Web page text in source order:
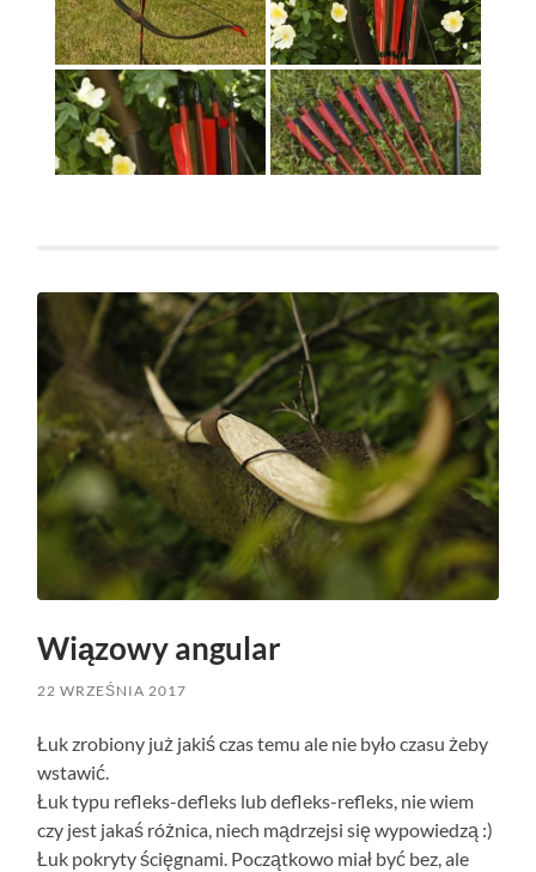
Wiązowy angular
22 WRZEŚNIA 2017
Łuk zrobiony już jakiś czas temu ale nie było czasu żeby
wstawić.
Łuk typu refleks-defleks lub defleks-refleks, nie wiem
czy jest jakaś różnica, niech mądrzejsi się wypowiedzą :)
Łuk pokryty ścięgnami. Początkowo miał być bez, ale